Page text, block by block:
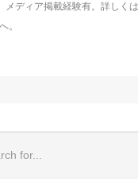
メディア掲載経験有。詳しく
。